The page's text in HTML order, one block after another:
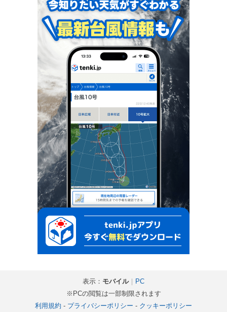
表示： モバイル｜
PC
※PCの閲覧は一部制限されます
利用規約 - プライバシーポリシー - クッキーポリシー